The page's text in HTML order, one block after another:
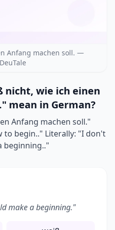
Anfang machen soll. —
nicht, wie ich einen
mean in German?
Anfang machen soll."
to begin.." Literally: "I don't
beginning.."
make a beginning."